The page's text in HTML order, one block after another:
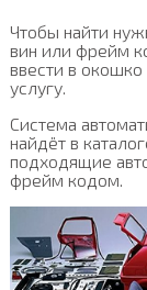
Чтобы найти
вин или фрейм
ввести в окошко
услугу.
Система
найдёт в
подходящие
фрейм кодом.